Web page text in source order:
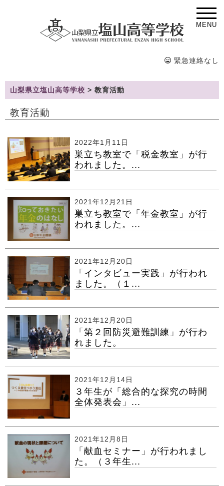
MENU
緊急連絡なし
山梨県立塩山高等学校 > 教育活動
教育活動
2022年1月11日
巣立ち教室で「税金教室」が行
われました。...
2021年12月21日
巣立ち教室で「年金教室」が行
われました。...
2021年12月20日
「インタビュー実践」が行われ
ました。（１...
2021年12月20日
「第２回防災避難訓練」が行わ
れました。
2021年12月14日
３年生が「総合的な探究の時間
全体発表会」...
2021年12月8日
「献血セミナー」が行われまし
た。（３年生...